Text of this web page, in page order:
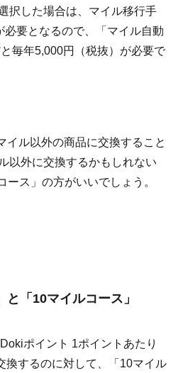
択した場合は、マイル移行手
要となるので、「マイル自動
毎年5,000円（税抜）が必要で
イル以外の商品に交換すること
以外に交換するかもしれない
ス」の方がいいでしょう。
と「10マイルコース」
ポイント 1ポイントあたり
換するのに対して、「10マイル